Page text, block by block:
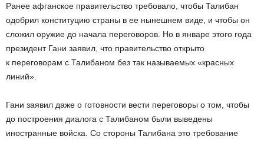
Ранее афганское правительство требовало, чтобы Талибан
одобрил конституцию страны в ее нынешнем виде, и чтобы он
сложил оружие до начала переговоров. Но в январе этого года
президент Гани заявил, что правительство открыто
к переговорам с Талибаном без так называемых «красных
линий».
Гани заявил даже о готовности вести переговоры о том, чтобы
до построения диалога с Талибаном были выведены
иностранные войска. Со стороны Талибана это требование